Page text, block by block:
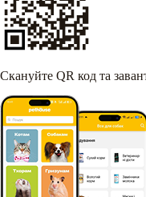
Скануйте QR код та